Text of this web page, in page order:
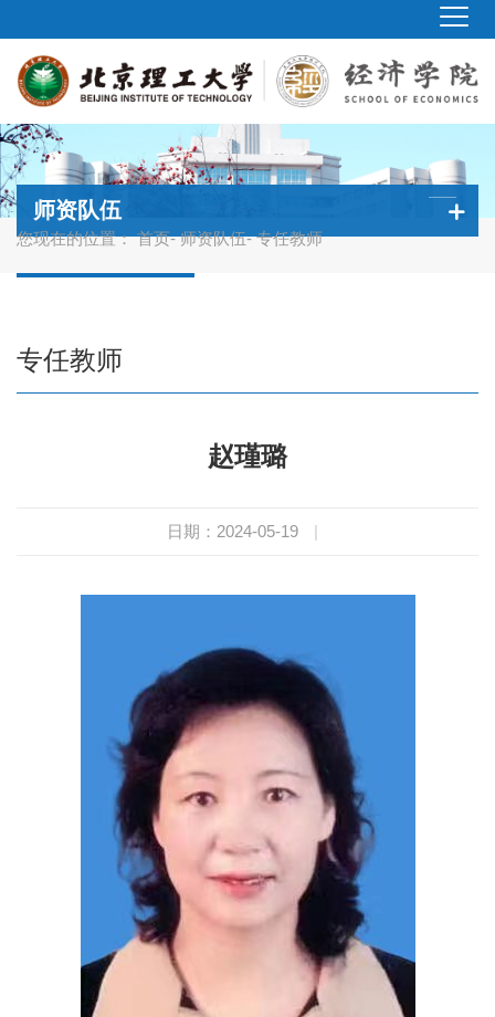
您现在的位置：首页-师资队伍- 专任教师
师资队伍
专任教师
赵瑾璐
日期：2024-05-19 |